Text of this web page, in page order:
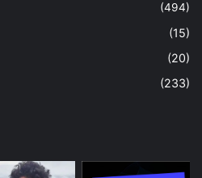
(494)
(15)
(20)
(233)